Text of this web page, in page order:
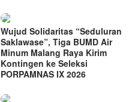
Wujud Solidaritas “Seduluran
Saklawase”, Tiga BUMD Air
Minum Malang Raya Kirim
Kontingen ke Seleksi
PORPAMNAS IX 2026